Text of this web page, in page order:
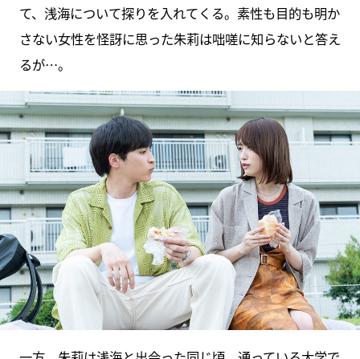
て、浅海について探りを入れてくる。素性も目的も明か
さない女性を怪訝に思った朱莉は咄嗟に知らないと答え
るが…。